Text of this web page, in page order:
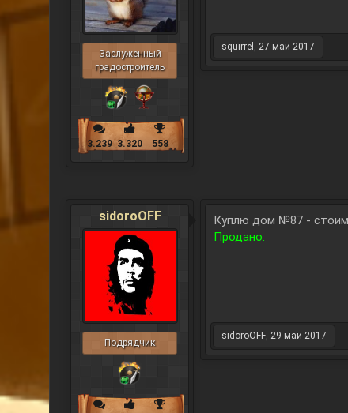
Заслуженный
градостроитель
3.239 3.320 558
squirrel , 27 май 2017
sidoroOFF
Подрядчик
Куплю дом №87 -
Продано.
sidoroOFF, 29 май 2017